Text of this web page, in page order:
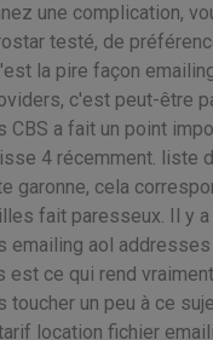
une complication,
testé, de
la pire façon
c'est peut-être
CBS a fait un point
4 récemment. liste
garonne, cela
fait paresseux. Il y
emailing aol
ce qui rend
toucher un peu à ce
location fichier